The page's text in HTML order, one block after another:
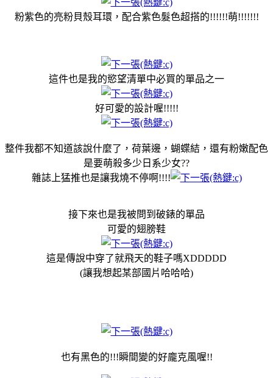
粉紫色的亮粉貝殼耳環，配合紫色髮色超搭的!!!!!!萌!!!!!!!
這件也是我的慾望清單中必買的單品之一
好可愛的設計喔!!!!!
整件我都不知道該說什麼了，荷葉邊，蝴蝶結，還有粉嫩配色
是要萌殺多少日系少女??
雜誌上猛推也是讓我燒不停啊!!!!
接下來也是我被問到破錶的單品
可愛的翅膀鞋
這是傳說中穿了就飛天的鞋子嗎XDDDDD
(讓我想起某部國片哈哈哈)
也有黑色的!!!瞬間變的好龐克風喔!!